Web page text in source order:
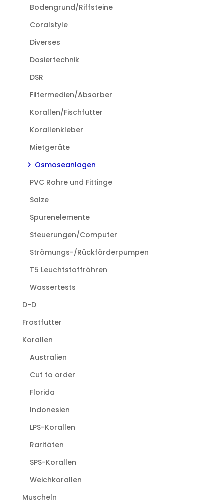
Bodengrund/Riffsteine
Coralstyle
Diverses
Dosiertechnik
DSR
Filtermedien/Absorber
Korallen/Fischfutter
Korallenkleber
Mietgeräte
Osmoseanlagen
PVC Rohre und Fittinge
Salze
Spurenelemente
Steuerungen/Computer
Strömungs-/Rückförderpumpen
T5 Leuchtstoffröhren
Wassertests
D-D
Frostfutter
Korallen
Australien
Cut to order
Florida
Indonesien
LPS-Korallen
Raritäten
SPS-Korallen
Weichkorallen
Muscheln